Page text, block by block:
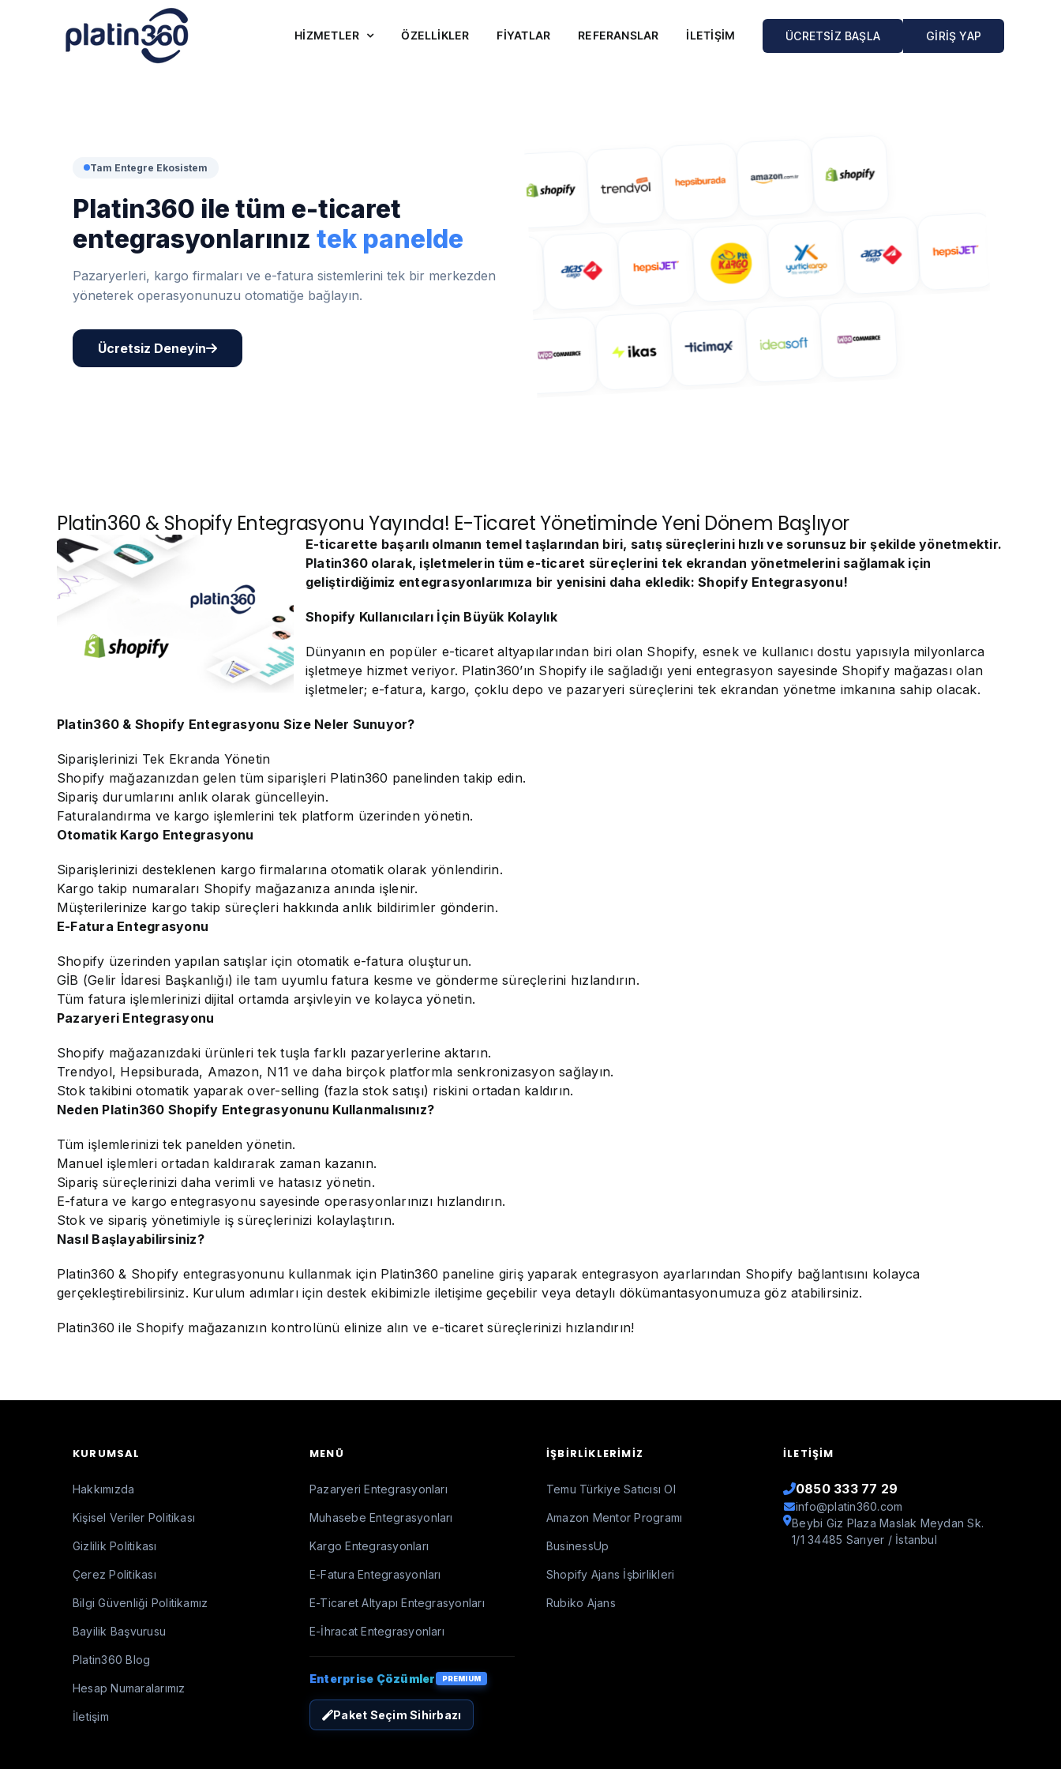
HİZMETLER ÖZELLİKLER FİYATLAR REFERANSLAR İLETİŞİM ÜCRETSİZ BAŞLA GİRİŞ YAP
Tam Entegre Ekosistem
Platin360 ile tüm e-ticaret
entegrasyonlarınız tek panelde
Pazaryerleri, kargo firmaları ve e-fatura sistemlerini tek bir merkezden
yöneterek operasyonunuzu otomatiğe bağlayın.
Ücretsiz Deneyin
Platin360 & Shopify Entegrasyonu Yayında! E-Ticaret Yönetiminde Yeni Dönem Başlıyor
E-ticarette başarılı olmanın temel taşlarından biri, satış süreçlerini hızlı ve sorunsuz bir şekilde yönetmektir.
Platin360 olarak, işletmelerin tüm e-ticaret süreçlerini tek ekrandan yönetmelerini sağlamak için
geliştirdiğimiz entegrasyonlarımıza bir yenisini daha ekledik: Shopify Entegrasyonu!
Shopify Kullanıcıları İçin Büyük Kolaylık
Dünyanın en popüler e-ticaret altyapılarından biri olan Shopify, esnek ve kullanıcı dostu yapısıyla milyonlarca
işletmeye hizmet veriyor. Platin360’ın Shopify ile sağladığı yeni entegrasyon sayesinde Shopify mağazası olan
işletmeler; e-fatura, kargo, çoklu depo ve pazaryeri süreçlerini tek ekrandan yönetme imkanına sahip olacak.
Platin360 & Shopify Entegrasyonu Size Neler Sunuyor?
Siparişlerinizi Tek Ekranda Yönetin
Shopify mağazanızdan gelen tüm siparişleri Platin360 panelinden takip edin.
Sipariş durumlarını anlık olarak güncelleyin.
Faturalandırma ve kargo işlemlerini tek platform üzerinden yönetin.
Otomatik Kargo Entegrasyonu
Siparişlerinizi desteklenen kargo firmalarına otomatik olarak yönlendirin.
Kargo takip numaraları Shopify mağazanıza anında işlenir.
Müşterilerinize kargo takip süreçleri hakkında anlık bildirimler gönderin.
E-Fatura Entegrasyonu
Shopify üzerinden yapılan satışlar için otomatik e-fatura oluşturun.
GİB (Gelir İdaresi Başkanlığı) ile tam uyumlu fatura kesme ve gönderme süreçlerini hızlandırın.
Tüm fatura işlemlerinizi dijital ortamda arşivleyin ve kolayca yönetin.
Pazaryeri Entegrasyonu
Shopify mağazanızdaki ürünleri tek tuşla farklı pazaryerlerine aktarın.
Trendyol, Hepsiburada, Amazon, N11 ve daha birçok platformla senkronizasyon sağlayın.
Stok takibini otomatik yaparak over-selling (fazla stok satışı) riskini ortadan kaldırın.
Neden Platin360 Shopify Entegrasyonunu Kullanmalısınız?
Tüm işlemlerinizi tek panelden yönetin.
Manuel işlemleri ortadan kaldırarak zaman kazanın.
Sipariş süreçlerinizi daha verimli ve hatasız yönetin.
E-fatura ve kargo entegrasyonu sayesinde operasyonlarınızı hızlandırın.
Stok ve sipariş yönetimiyle iş süreçlerinizi kolaylaştırın.
Nasıl Başlayabilirsiniz?
Platin360 & Shopify entegrasyonunu kullanmak için Platin360 paneline giriş yaparak entegrasyon ayarlarından Shopify bağlantısını kolayca
gerçekleştirebilirsiniz. Kurulum adımları için destek ekibimizle iletişime geçebilir veya detaylı dökümantasyonumuza göz atabilirsiniz.
Platin360 ile Shopify mağazanızın kontrolünü elinize alın ve e-ticaret süreçlerinizi hızlandırın!
KURUMSAL
Hakkımızda
Kişisel Veriler Politikası
Gizlilik Politikası
Çerez Politikası
Bilgi Güvenliği Politikamız
Bayilik Başvurusu
Platin360 Blog
Hesap Numaralarımız
İletişim
MENÜ
Pazaryeri Entegrasyonları
Muhasebe Entegrasyonları
Kargo Entegrasyonları
E-Fatura Entegrasyonları
E-Ticaret Altyapı Entegrasyonları
E-İhracat Entegrasyonları
Enterprise Çözümler PREMIUM
Paket Seçim Sihirbazı
İŞBIRLIKLERIMIZ
Temu Türkiye Satıcısı Ol
Amazon Mentor Programı
BusinessUp
Shopify Ajans İşbirlikleri
Rubiko Ajans
İLETIŞIM
0850 333 77 29
info@platin360.com
Beybi Giz Plaza Maslak Meydan Sk.
1/1 34485 Sarıyer / İstanbul